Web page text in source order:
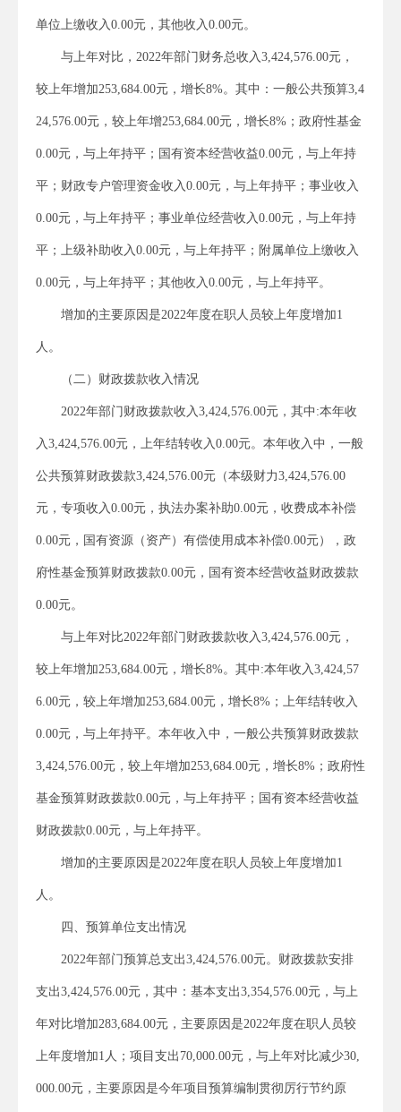
单位上缴收入0.00元，其他收入0.00元。
与上年对比，2022年部门财务总收入3,424,576.00元，
较上年增加253,684.00元，增长8%。其中：一般公共预算3,4
24,576.00元，较上年增253,684.00元，增长8%；政府性基金
0.00元，与上年持平；国有资本经营收益0.00元，与上年持
平；财政专户管理资金收入0.00元，与上年持平；事业收入
0.00元，与上年持平；事业单位经营收入0.00元，与上年持
平；上级补助收入0.00元，与上年持平；附属单位上缴收入
0.00元，与上年持平；其他收入0.00元，与上年持平。
增加的主要原因是2022年度在职人员较上年度增加1
人。
（二）财政拨款收入情况
2022年部门财政拨款收入3,424,576.00元，其中:本年收
入3,424,576.00元，上年结转收入0.00元。本年收入中，一般
公共预算财政拨款3,424,576.00元（本级财力3,424,576.00
元，专项收入0.00元，执法办案补助0.00元，收费成本补偿
0.00元，国有资源（资产）有偿使用成本补偿0.00元），政
府性基金预算财政拨款0.00元，国有资本经营收益财政拨款
0.00元。
与上年对比2022年部门财政拨款收入3,424,576.00元，
较上年增加253,684.00元，增长8%。其中:本年收入3,424,57
6.00元，较上年增加253,684.00元，增长8%；上年结转收入
0.00元，与上年持平。本年收入中，一般公共预算财政拨款
3,424,576.00元，较上年增加253,684.00元，增长8%；政府性
基金预算财政拨款0.00元，与上年持平；国有资本经营收益
财政拨款0.00元，与上年持平。
增加的主要原因是2022年度在职人员较上年度增加1
人。
四、预算单位支出情况
2022年部门预算总支出3,424,576.00元。财政拨款安排
支出3,424,576.00元，其中：基本支出3,354,576.00元，与上
年对比增加283,684.00元，主要原因是2022年度在职人员较
上年度增加1人；项目支出70,000.00元，与上年对比减少30,
000.00元，主要原因是今年项目预算编制贯彻厉行节约原